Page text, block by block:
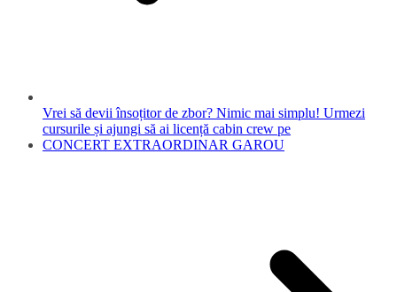
Vrei să devii însoțitor de zbor? Nimic mai simplu! Urmezi
cursurile și ajungi să ai licență cabin crew pe
CONCERT EXTRAORDINAR GAROU